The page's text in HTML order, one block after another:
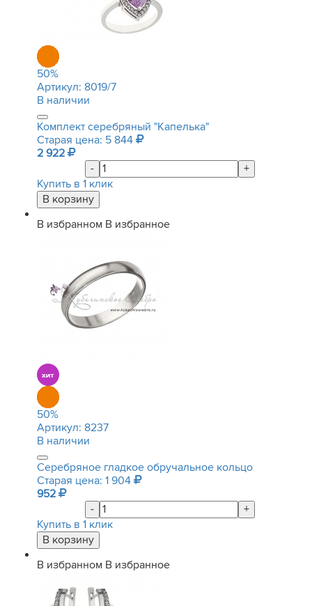
50%
Артикул: 8019/7
В наличии
Комплект серебряный "Капелька"
Старая цена: 5 844
2 922
-
+
Купить в 1 клик
В избранном В избранное
50%
Артикул: 8237
В наличии
Серебряное гладкое обручальное кольцо
Старая цена: 1 904
952
-
+
Купить в 1 клик
В избранном В избранное